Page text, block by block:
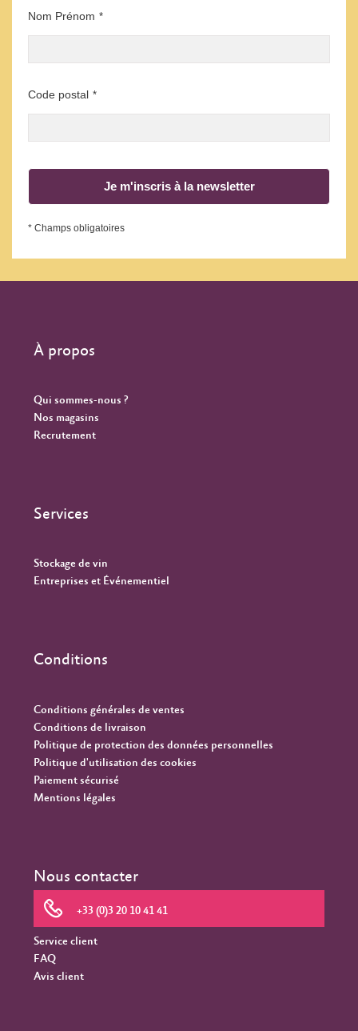
Nom Prénom *
Code postal *
Je m'inscris à la newsletter
* Champs obligatoires
À propos
Qui sommes-nous ?
Nos magasins
Recrutement
Services
Stockage de vin
Entreprises et Événementiel
Conditions
Conditions générales de ventes
Conditions de livraison
Politique de protection des données personnelles
Politique d'utilisation des cookies
Paiement sécurisé
Mentions légales
Nous contacter
+33 (0)3 20 10 41 41
Service client
FAQ
Avis client